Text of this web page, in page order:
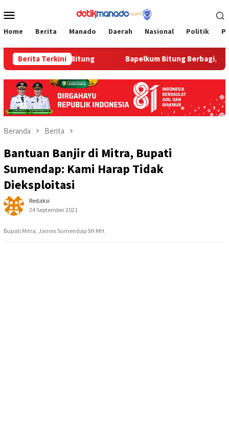
ke
Mobile
Home Berita Manado Daerah Nasional Politik
Berita Terkini
di Bapelkum Bitung ‎Bapelkum Bitung Berbagi,
Beranda Berita
Bantuan Banjir di Mitra, Bupati
Sumendap: Kami Harap Tidak
Dieksploitasi
Redaksi
24 September 2021
Bupati Mitra, James Sumendap SH MH.